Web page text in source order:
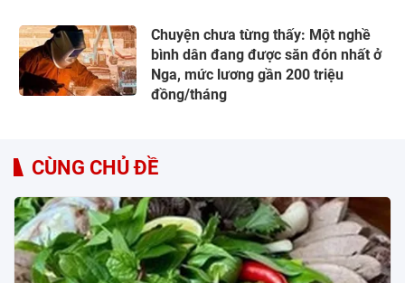
Chuyện chưa từng thấy: Một nghề
bình dân đang được săn đón nhất ở
Nga, mức lương gần 200 triệu
đồng/tháng
CÙNG CHỦ ĐỀ